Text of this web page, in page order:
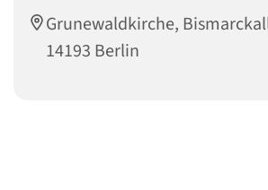
Grunewaldkirche,
14193 Berlin